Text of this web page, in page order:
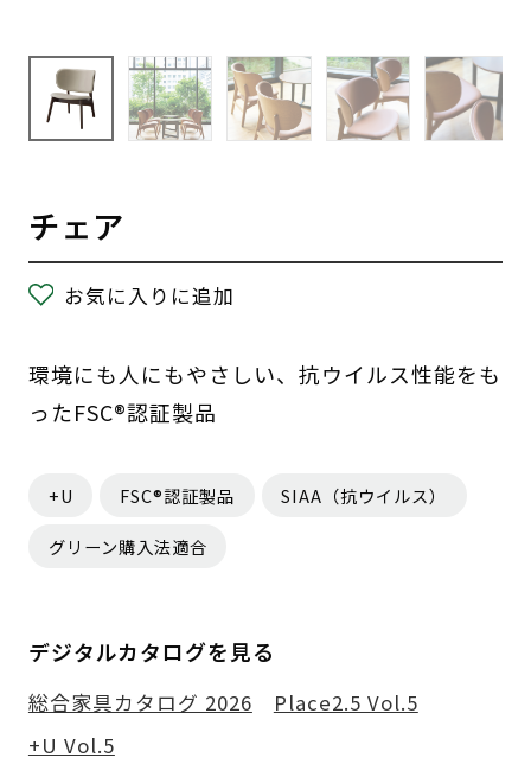
チェア
お気に入りに追加
環境にも人にもやさしい、抗ウイルス性能をも
ったFSC®認証製品
+U FSC®認証製品 SIAA（抗ウイルス）
グリーン購入法適合
デジタルカタログを見る
総合家具カタログ 2026
Place2.5 Vol.5
+U Vol.5